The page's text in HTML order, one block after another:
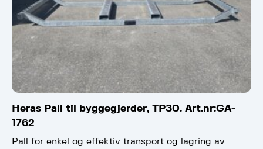
Heras Pall til byggegjerder, TP30. Art.nr:GA-
1762
Pall for enkel og effektiv transport og lagring av